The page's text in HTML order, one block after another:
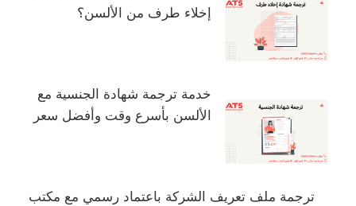
إخلاء طرف من الألسن؟
خدمة ترجمة شهادة الجنسية مع
الألسن بأسرع وقت وأفضل سعر
ترجمة ملف تعريف الشركة باعتماد رسمي مع مكتب